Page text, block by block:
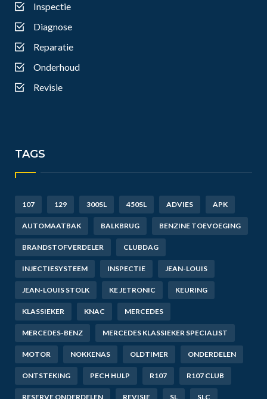
Inspectie
Diagnose
Reparatie
Onderhoud
Revisie
TAGS
107 129 300SL 450SL ADVIES APK
AUTOMAATBAK BALKBRUG BENZINE TOEVOEGING
BRANDSTOFVERDELER CLUBDAG
INJECTIESYSTEEM INSPECTIE JEAN-LOUIS
JEAN-LOUIS STOLK KE JETRONIC KEURING
KLASSIEKER KNAC MERCEDES
MERCEDES-BENZ MERCEDES KLASSIEKER SPECIALIST
MOTOR NOKKENAS OLDTIMER ONDERDELEN
ONTSTEKING PECH HULP R107 R107 CLUB
RESERVE ONDERDELEN REVISIE SL SLC